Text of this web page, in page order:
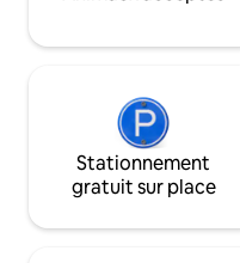
Stationnement
gratuit sur place